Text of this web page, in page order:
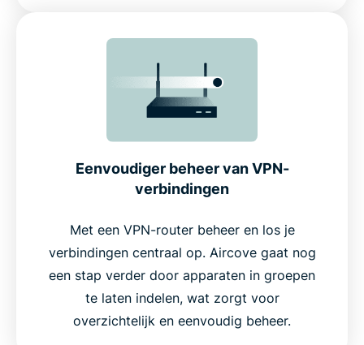
Eenvoudiger beheer van VPN-
verbindingen
Met een VPN-router beheer en los je
verbindingen centraal op. Aircove gaat nog
een stap verder door apparaten in groepen
te laten indelen, wat zorgt voor
overzichtelijk en eenvoudig beheer.